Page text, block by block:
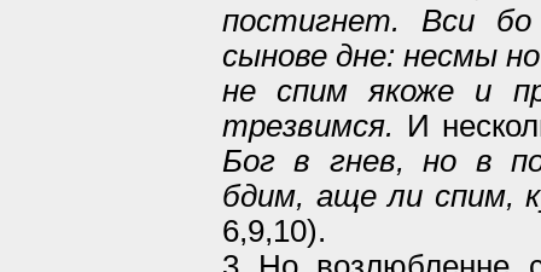
постигнет. Вси
сынове дне: несмы
не спим якоже и
трезвимся. И
Бог в гнев, но в
бдим, аще ли спим,
6,9,10).